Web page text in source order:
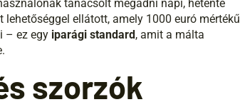
tanácsolt megadni napi, hetente
ellátott, amely 1000 euró mértékű
– ez egy iparági standard, amit a málta
szorzók